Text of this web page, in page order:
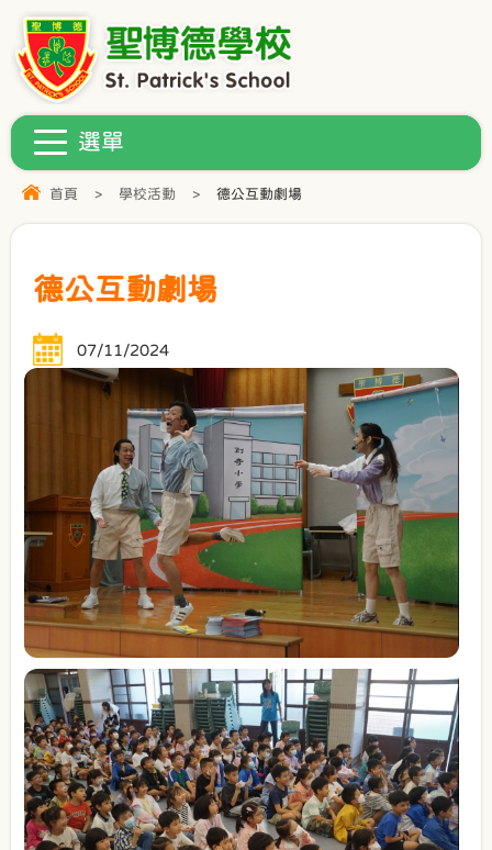
首頁 > 學校活動 > 德公互動劇場
德公互動劇場
07/11/2024